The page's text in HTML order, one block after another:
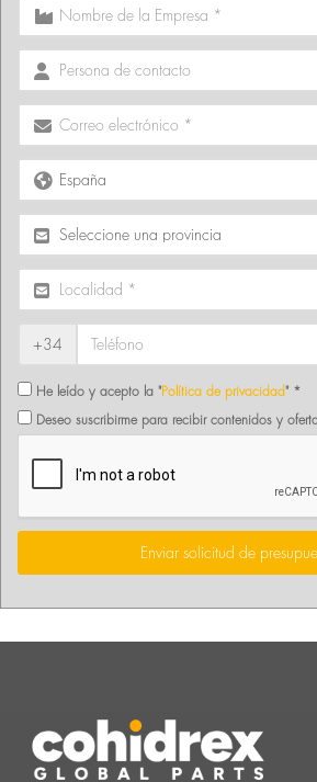
+34
He leído y acepto la "Política de privacidad" *
Deseo suscribirme para recibir contenidos y
Enviar solicitud de